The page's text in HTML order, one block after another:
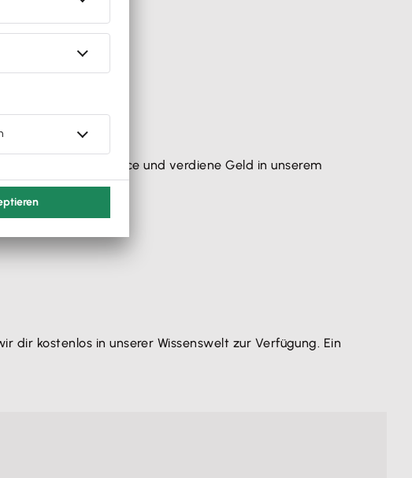
von Lexware Office und verdiene Geld in unserem
dir kostenlos in unserer Wissenswelt zur Verfügung. Ein